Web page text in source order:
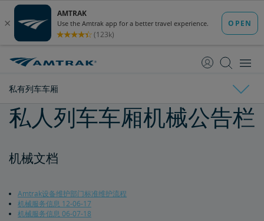
至
至
私有列车车厢
车票预订
购买车票
车票指南
订票限制
无人陪伴的未成年人
重复和不可能的预订
关于日程安排和时刻表
更改和退款
为残障乘客预订车票
服务性动物
Amtrak联程巴士和无障碍服务
轮椅类辅具
残障乘客用餐服务
车站无障碍设施
与同伴/看护一同旅行
无障碍旅行请求
氧气设备
无歧视政策
计划和预订提示
私人列车车厢机械公告栏
机械文档
Amtrak设备维护部门标准维护流程
机械服务信息 12-06-17
机械服务信息 06-07-18